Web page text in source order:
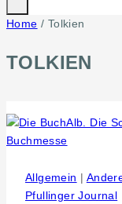
Home / Tolkien
TOLKIEN
Allgemein |
Pfullinger Journal